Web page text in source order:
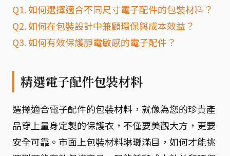
Q1. 如何選擇適合不同尺寸電子配件的包裝材料？
Q2. 如何在包裝設計中兼顧環保與成本效益？
Q3. 如何有效保護靜電敏感的電子配件？
精選電子配件包裝材料
選擇適合電子配件的包裝材料，就像為您的珍貴產
品穿上量身定製的保護衣，不僅要美觀大方，更要
安全可靠。市面上包裝材料琳瑯滿目，如何才能挑